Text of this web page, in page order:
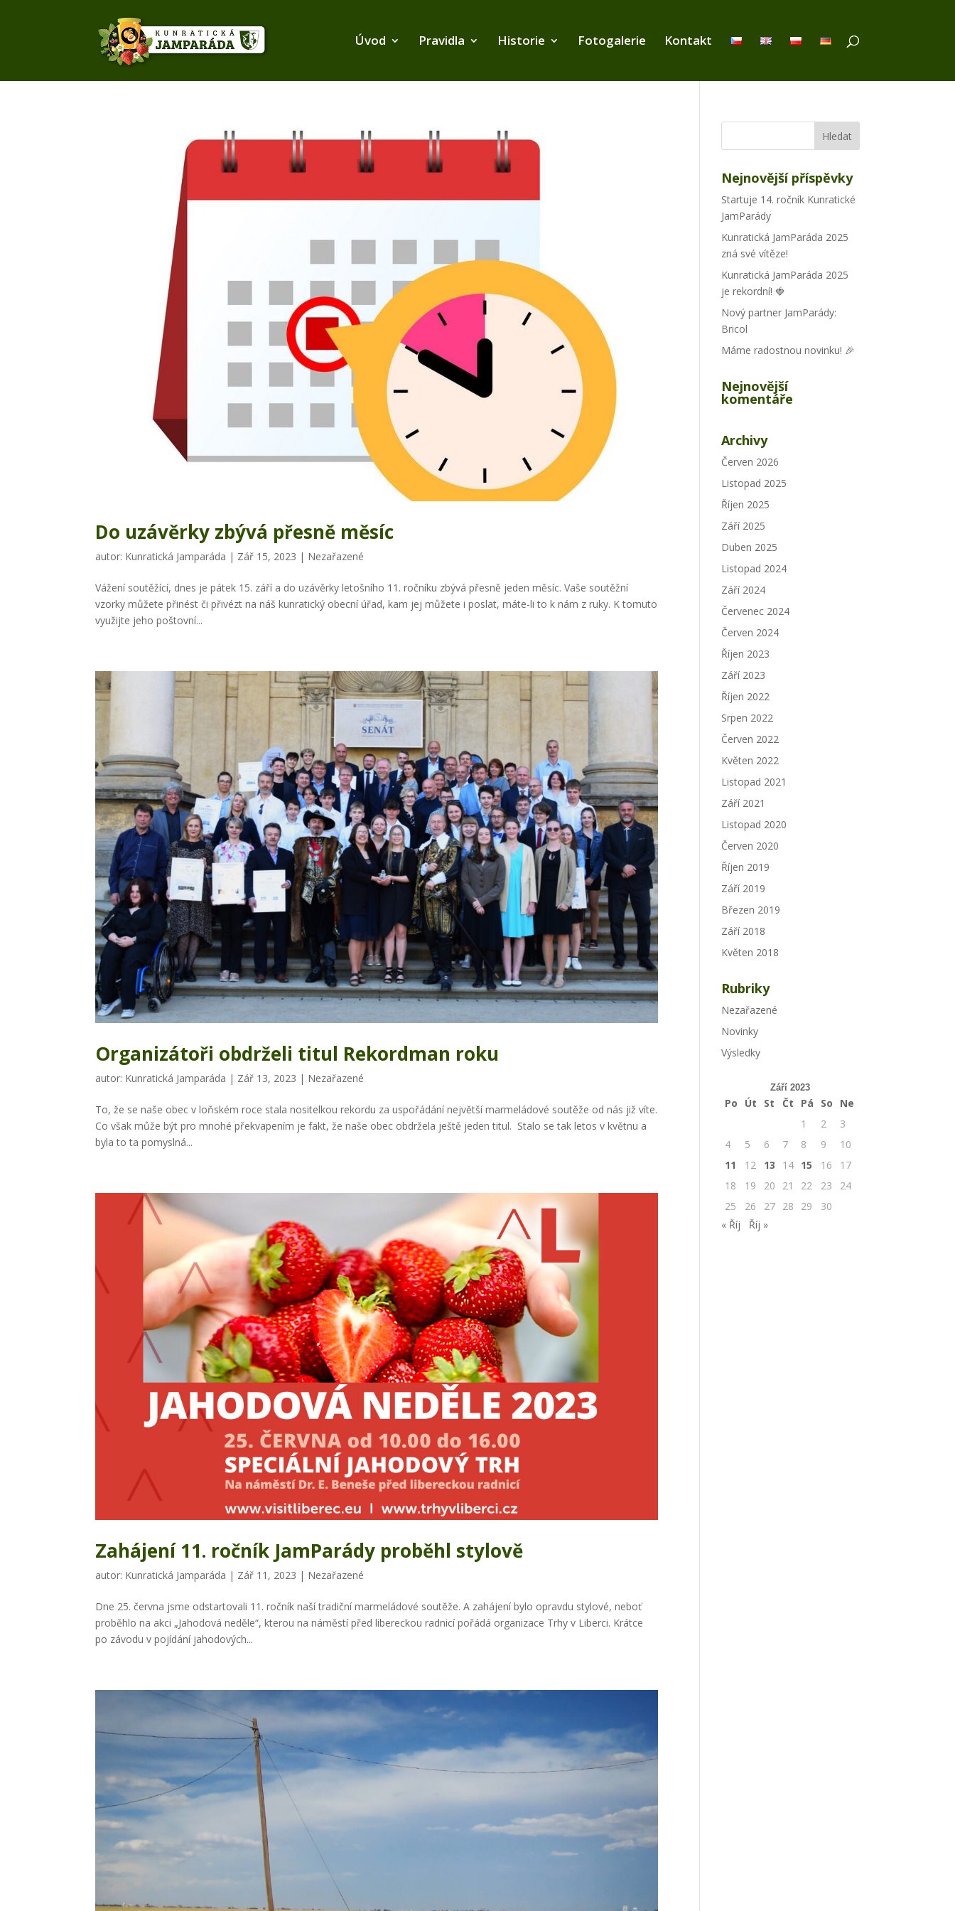
Úvod Pravidla Historie Fotogalerie Kontakt
Do uzávěrky zbývá přesně měsíc
autor: Kunratická Jamparáda | Zář 15, 2023 | Nezařazené
Vážení soutěžící, dnes je pátek 15. září a do uzávěrky letošního 11. ročníku zbývá přesně jeden měsíc. Vaše soutěžní
vzorky můžete přinést či přivézt na náš kunratický obecní úřad, kam jej můžete i poslat, máte-li to k nám z ruky. K tomuto
využijte jeho poštovní...
Organizátoři obdrželi titul Rekordman roku
autor: Kunratická Jamparáda | Zář 13, 2023 | Nezařazené
To, že se naše obec v loňském roce stala nositelkou rekordu za uspořádání největší marmeládové soutěže od nás již víte.
Co však může být pro mnohé překvapením je fakt, že naše obec obdržela ještě jeden titul. Stalo se tak letos v květnu a
byla to ta pomyslná...
Zahájení 11. ročník JamParády proběhl stylově
autor: Kunratická Jamparáda | Zář 11, 2023 | Nezařazené
Dne 25. června jsme odstartovali 11. ročník naší tradiční marmeládové soutěže. A zahájení bylo opravdu stylové, neboť
proběhlo na akci „Jahodová neděle“, kterou na náměstí před libereckou radnicí pořádá organizace Trhy v Liberci. Krátce
po závodu v pojídání jahodových...
Nejnovější příspěvky
Startuje 14. ročník Kunratické
JamParády
Kunratická JamParáda 2025
zná své vítěze!
Kunratická JamParáda 2025
je rekordní! 🍓
Nový partner JamParády:
Bricol
Máme radostnou novinku! 🎉
Nejnovější
komentáře
Archivy
Červen 2026
Listopad 2025
Říjen 2025
Září 2025
Duben 2025
Listopad 2024
Září 2024
Červenec 2024
Červen 2024
Říjen 2023
Září 2023
Říjen 2022
Srpen 2022
Červen 2022
Květen 2022
Listopad 2021
Září 2021
Listopad 2020
Červen 2020
Říjen 2019
Září 2019
Březen 2019
Září 2018
Květen 2018
Rubriky
Nezařazené
Novinky
Výsledky
Září 2023
Po Út St Čt Pá So
Ne
1
2
3
4
5 6 7 8 9
10
11
12 13 14 15 16
17
18
19 20 21 22 23
24
25
26 27 28 29
30
« Říj
Říj »